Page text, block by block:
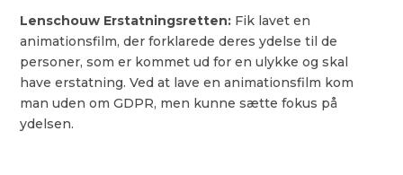
Lenschouw Erstatningsretten: Fik lavet en
animationsfilm, der forklarede deres ydelse til de
personer, som er kommet ud for en ulykke og skal
have erstatning. Ved at lave en animationsfilm kom
man uden om GDPR, men kunne sætte fokus på
ydelsen.